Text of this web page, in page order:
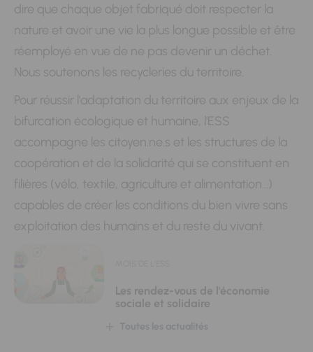
dire que chaque objet fabriqué doit respecter la
nature et avoir une vie la plus longue possible et être
réemployé en vue de ne pas devenir un déchet.
Nous soutenons les recycleries du territoire.
Pour réussir l'adaptation du territoire aux enjeux de la
bifurcation écologique et humaine, l'ESS
accompagne les citoyen.ne.s et les structures de la
coopération et de la solidarité qui se constituent en
filières (vélo, textile, agriculture et alimentation...)
capables de créer les conditions du bien vivre sans
exploitation des humains et du reste du vivant.
Les rendez-vous de l'économie
sociale et solidaire
Toutes les actualités